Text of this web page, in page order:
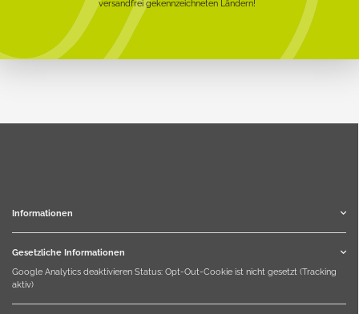
versandfrei gekennzeichneten Ländern!
Informationen
Gesetzliche Informationen
Google Analytics deaktivieren Status: Opt-Out-Cookie ist nicht gesetzt (Tracking
aktiv)